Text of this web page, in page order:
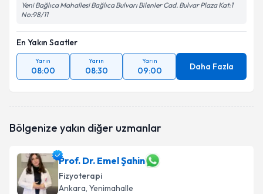
Yeni Bağlıca Mahallesi Bağlıca Bulvarı Bilenler Cad. Bulvar Plaza Kat:1
No:98/11
En Yakın Saatler
Yarın
08:00
Yarın
08:30
Yarın
09:00 Daha Fazla
Bölgenize yakın diğer uzmanlar
Prof. Dr. Emel Şahin
Fizyoterapi
Ankara, Yenimahalle